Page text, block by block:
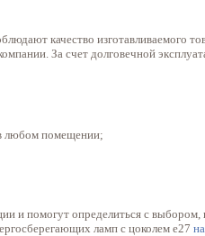
качество изготавливаемого
За счет долговечной
любом помещении;
и помогут определиться с
ламп с цоколем е27